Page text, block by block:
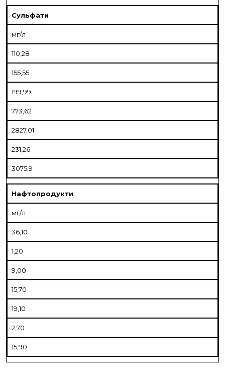
Сульфати
мг/л
110,28
155,55
199,99
773,62
2827,01
231,26
3075,9
Нафтопродукти
мг/л
36,10
1,20
9,00
15,70
19,10
2,70
15,90